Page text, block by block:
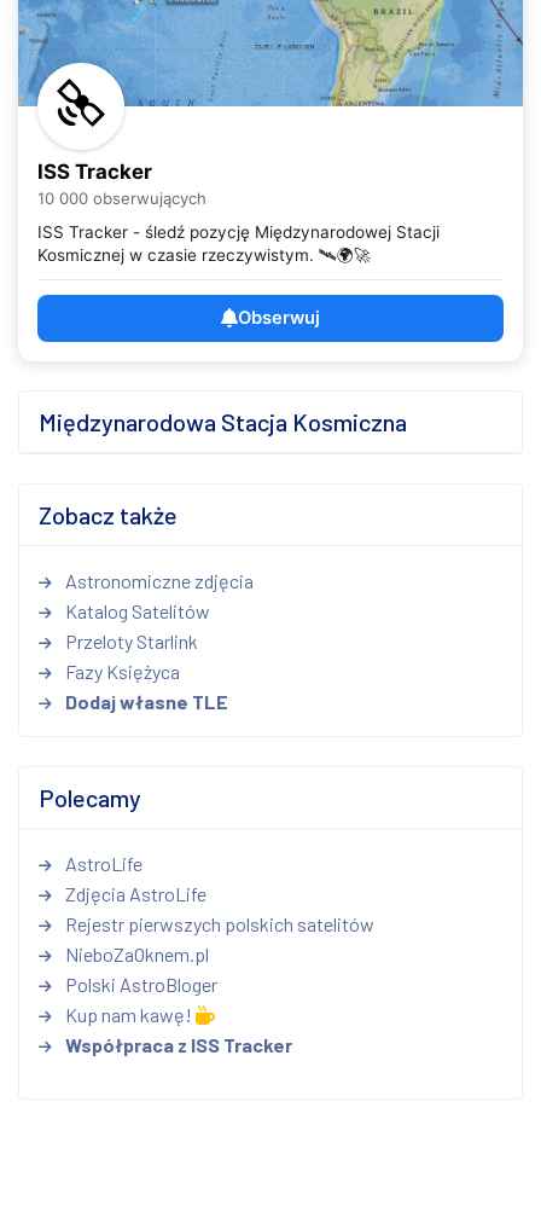
ISS Tracker
10 000 obserwujących
ISS Tracker - śledź pozycję Międzynarodowej Stacji
Kosmicznej w czasie rzeczywistym. 🛰️🌍🚀
Obserwuj
Międzynarodowa Stacja Kosmiczna
Zobacz także
Astronomiczne zdjęcia
Katalog Satelitów
Przeloty Starlink
Fazy Księżyca
Dodaj własne TLE
Polecamy
AstroLife
Zdjęcia AstroLife
Rejestr pierwszych polskich satelitów
NieboZaOknem.pl
Polski AstroBloger
Kup nam kawę!
Współpraca z ISS Tracker